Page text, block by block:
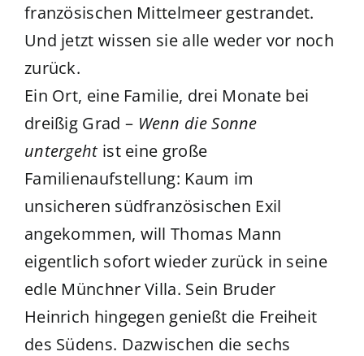
französischen Mittelmeer gestrandet.
Und jetzt wissen sie alle weder vor noch
zurück.
Ein Ort, eine Familie, drei Monate bei
dreißig Grad – Wenn die Sonne
untergeht ist eine große
Familienaufstellung: Kaum im
unsicheren südfranzösischen Exil
angekommen, will Thomas Mann
eigentlich sofort wieder zurück in seine
edle Münchner Villa. Sein Bruder
Heinrich hingegen genießt die Freiheit
des Südens. Dazwischen die sechs